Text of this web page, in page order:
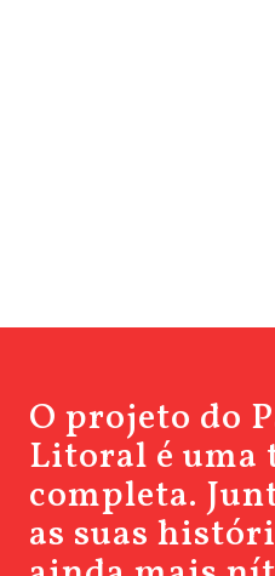
O projeto do
Litoral é uma
completa.
as suas